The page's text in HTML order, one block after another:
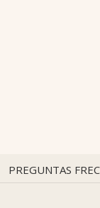
PREGUNTAS